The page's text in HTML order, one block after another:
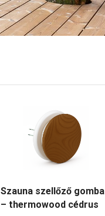
Szauna szellőző gomba
– thermowood cédrus